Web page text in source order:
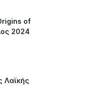
of
2024
Λαϊκής